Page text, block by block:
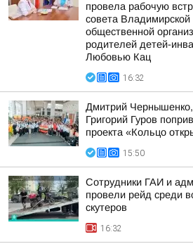
провела рабочую
совета Владимирской
общественной
родителей детей-
Любовью Кац
16:32
Дмитрий
Григорий Гуров
проекта «Кольцо
15:50
Сотрудники ГАИ и
провели рейд среди
скутеров
16:32